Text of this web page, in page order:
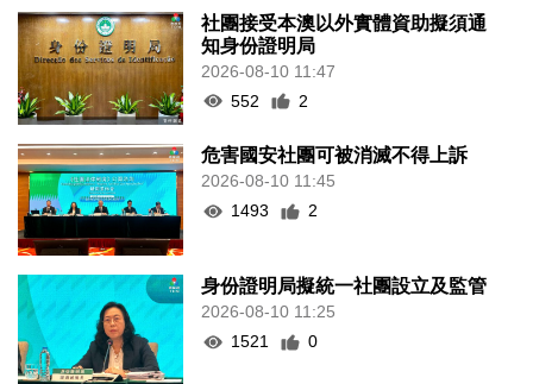
社團接受本澳以外實體資助擬須通
知身份證明局
2026-08-10 11:47
552
2
危害國安社團可被消滅不得上訴
2026-08-10 11:45
1493
2
身份證明局擬統一社團設立及監管
2026-08-10 11:25
1521
0